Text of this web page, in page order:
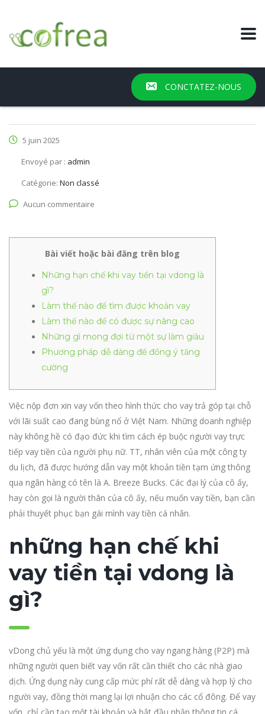
CONCTATEZ-NOUS
5 juin 2025
Envoyé par : admin
Catégorie: Non classé
Aucun commentaire
Bài viết hoặc bài đăng trên blog
Những hạn chế khi vay tiền tại vdong là
gì?
Làm thế nào để tìm được khoản vay
Làm thế nào để có được sự nâng cao
Những gì mong đợi từ một sự làm giàu
Phương pháp dễ dàng để đồng ý tăng
cường
Việc nộp đơn xin vay vốn theo hình thức cho vay trả góp tại chỗ
với lãi suất cao đang bùng nổ ở Việt Nam. Những doanh nghiệp
này không hề có đạo đức khi tìm cách ép buộc người vay trực
tiếp vay tiền của người phụ nữ. TT, nhân viên của một công ty
du lịch, đã được hướng dẫn vay một khoản tiền tạm ứng thông
qua ngân hàng có tên là A. Breeze Bucks. Các đại lý của cô ấy,
hay còn gọi là người thân của cô ấy, nếu muốn vay tiền, bạn cần
phải thuyết phục bạn gái mình vay tiền cá nhân.
những hạn chế khi
vay tiền tại vdong là
gì?
vDong chủ yếu là một ứng dụng cho vay ngang hàng (P2P) mà
những người quen biết vay vốn rất cần thiết cho các nhà giao
dịch. Ứng dụng này cung cấp mức phí rất dễ dàng và hợp lý cho
người vay, đồng thời mang lại lợi nhuận cho các cổ đông. Để vay
vốn, chỉ cần tạo một tài khoản và bắt đầu nhập thông tin cá